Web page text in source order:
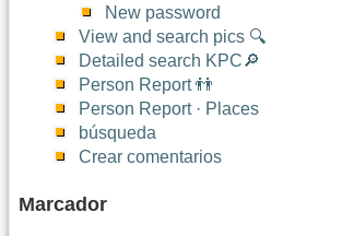
New password
View and search pics 🔍
Detailed search KPC🔎
Person Report 👬
Person Report · Places
búsqueda
Crear comentarios
Marcador